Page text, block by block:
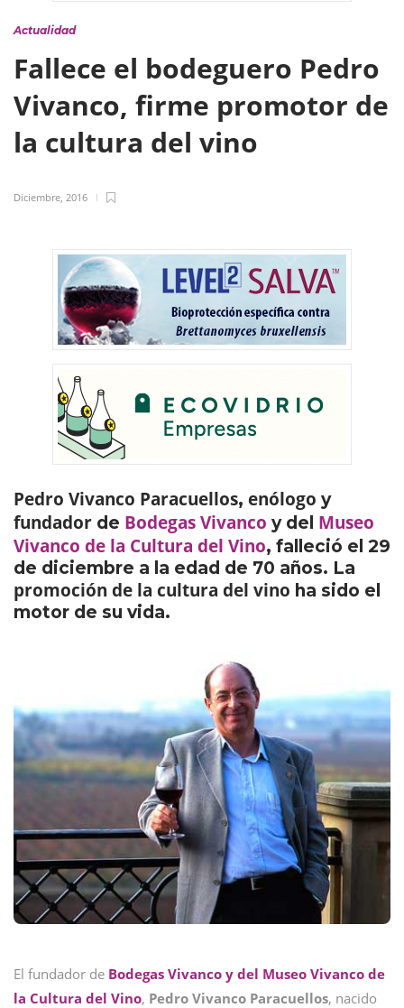
Actualidad
Fallece el bodeguero Pedro
Vivanco, firme promotor de
la cultura del vino
Diciembre, 2016
Pedro Vivanco Paracuellos, enólogo y
fundador de Bodegas Vivanco y del Museo
Vivanco de la Cultura del Vino, falleció el 29
de diciembre a la edad de 70 años. La
promoción de la cultura del vino ha sido el
motor de su vida.
El fundador de Bodegas Vivanco y del Museo Vivanco de
la Cultura del Vino, Pedro Vivanco Paracuellos, nacido